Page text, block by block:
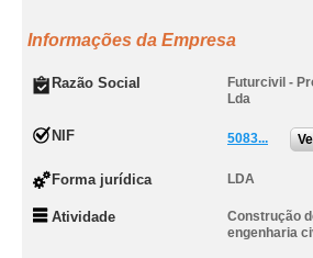
Informações da Empresa
Razão Social
Futurcivil -
Lda
NIF 5083...
Forma jurídica LDA
Atividade
Construção
engenharia